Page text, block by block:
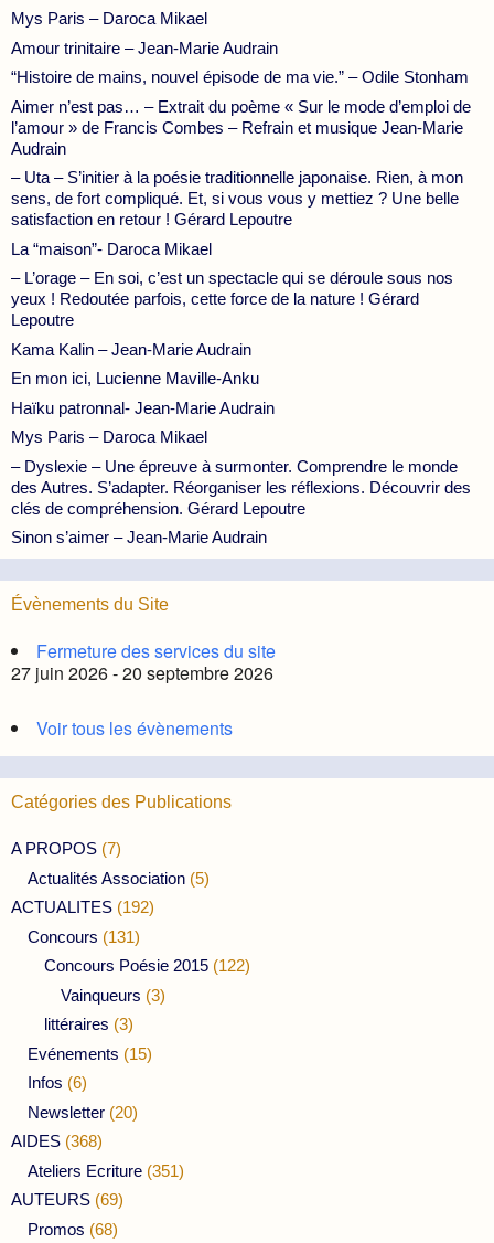
Mys Paris – Daroca Mikael
Amour trinitaire – Jean-Marie Audrain
“Histoire de mains, nouvel épisode de ma vie.” – Odile Stonham
Aimer n’est pas… – Extrait du poème « Sur le mode d’emploi de
l’amour » de Francis Combes – Refrain et musique Jean-Marie
Audrain
– Uta – S’initier à la poésie traditionnelle japonaise. Rien, à mon
sens, de fort compliqué. Et, si vous vous y mettiez ? Une belle
satisfaction en retour ! Gérard Lepoutre
La “maison”- Daroca Mikael
– L’orage – En soi, c’est un spectacle qui se déroule sous nos
yeux ! Redoutée parfois, cette force de la nature ! Gérard
Lepoutre
Kama Kalin – Jean-Marie Audrain
En mon ici, Lucienne Maville-Anku
Haïku patronnal- Jean-Marie Audrain
Mys Paris – Daroca Mikael
– Dyslexie – Une épreuve à surmonter. Comprendre le monde
des Autres. S’adapter. Réorganiser les réflexions. Découvrir des
clés de compréhension. Gérard Lepoutre
Sinon s’aimer – Jean-Marie Audrain
Évènements du Site
Fermeture des services du site
27 juin 2026 - 20 septembre 2026
Voir tous les évènements
Catégories des Publications
A PROPOS (7)
Actualités Association (5)
ACTUALITES (192)
Concours (131)
Concours Poésie 2015 (122)
Vainqueurs (3)
littéraires (3)
Evénements (15)
Infos (6)
Newsletter (20)
AIDES (368)
Ateliers Ecriture (351)
AUTEURS (69)
Promos (68)